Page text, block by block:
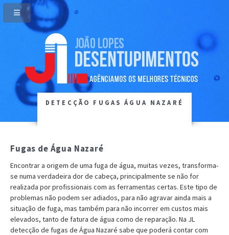
DETECÇÃO FUGAS ÁGUA NAZARÉ
Fugas de Água Nazaré
Encontrar a origem de uma fuga de água, muitas vezes, transforma-
se numa verdadeira dor de cabeça, principalmente se não for
realizada por profissionais com as ferramentas certas. Este tipo de
problemas não podem ser adiados, para não agravar ainda mais a
situação de fuga, mas também para não incorrer em custos mais
elevados, tanto de fatura de água como de reparação. Na JL
detecção de fugas de Água Nazaré sabe que poderá contar com